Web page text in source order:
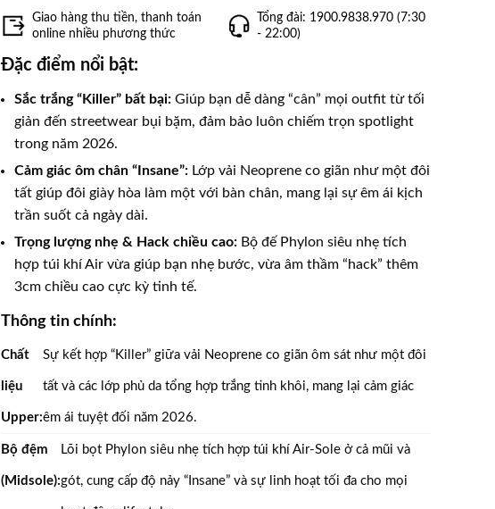
Giao hàng thu tiền, thanh toán
online nhiều phương thức
Tổng đài: 1900.9838.970 (7:30
- 22:00)
Đặc điểm nổi bật:
Sắc trắng “Killer” bất bại:Giúp bạn dễ dàng “cân” mọi outfit từ tối
giản đến streetwear bụi bặm, đảm bảo luôn chiếm trọn spotlight
trong năm 2026.
Cảm giác ôm chân “Insane”:Lớp vải Neoprene co giãn như một đôi
tất giúp đôi giày hòa làm một với bàn chân, mang lại sự êm ái kịch
trần suốt cả ngày dài.
Trọng lượng nhẹ & Hack chiều cao:Bộ đế Phylon siêu nhẹ tích
hợp túi khí Air vừa giúp bạn nhẹ bước, vừa âm thầm “hack” thêm
3cm chiều cao cực kỳ tinh tế.
Thông tin chính:
Chất
liệu
Upper:
Sự kết hợp “Killer” giữa vải Neoprene co giãn ôm sát như một đôi
tất và các lớp phủ da tổng hợp trắng tinh khôi, mang lại cảm giác
êm ái tuyệt đối năm 2026.
Bộ đệm
(Midsole):
Lõi bọt Phylon siêu nhẹ tích hợp túi khí Air-Sole ở cả mũi và
gót, cung cấp độ nảy “Insane” và sự linh hoạt tối đa cho mọi